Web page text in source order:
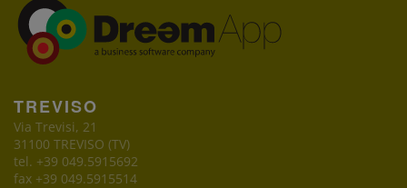
TREVISO
Via Trevisi, 21
31100 TREVISO (TV)
tel. +39 049.5915692
fax +39 049.5915514